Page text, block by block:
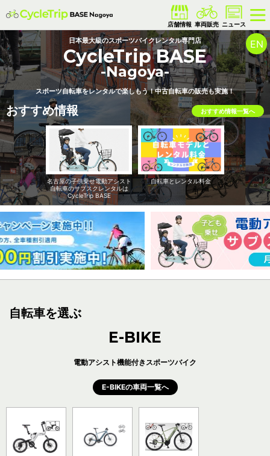
EN
日本最大級のスポーツバイクレンタル専門店
CycleTrip BASE
-Nagoya-
スポーツ自転車をレンタルで楽しもう！中古自転車の販売も実施！
おすすめ情報
名古屋の子供乗せ電動アシスト
自転車のサブスクレンタルは
CycleTrip BASE
自転車とレンタル料金
おすすめ情報一覧へ
自転車を選ぶ
E-BIKE
電動アシスト機能付きスポーツバイク
E-BIKEの車両一覧へ